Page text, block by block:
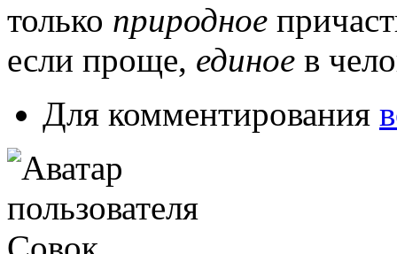
только природное
если проще, единое в
Для комментирования